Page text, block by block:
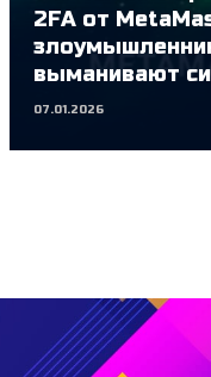
2FA от
выманивают
07.01.2026